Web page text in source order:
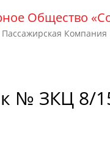
Общество
Компания
№ ЗКЦ 8/